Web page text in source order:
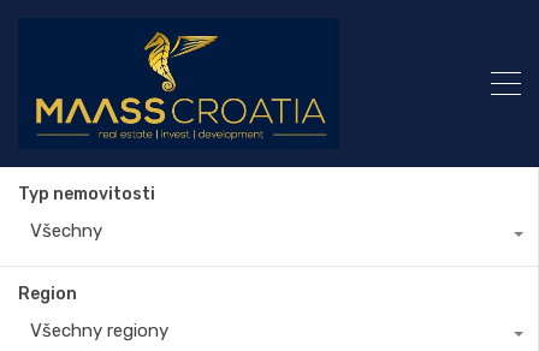
Typ nemovitosti
Všechny
Region
Všechny regiony